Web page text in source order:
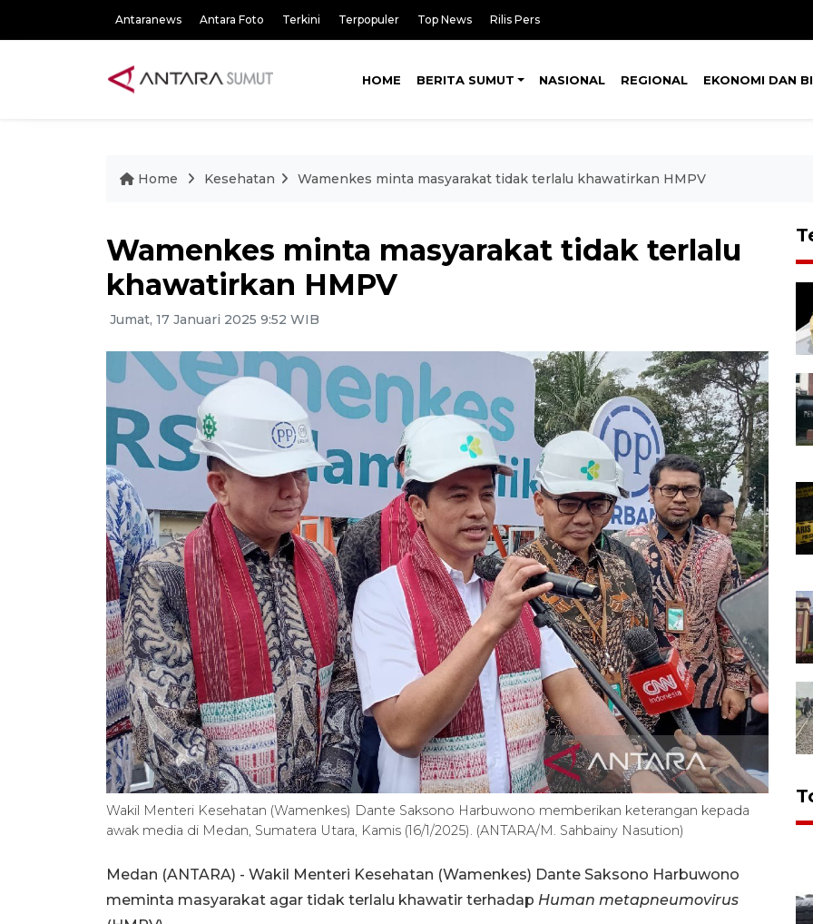
Antaranews Antara Foto Terkini Terpopuler Top News Rilis Pers
HOME BERITA SUMUT NASIONAL REGIONAL EKONOMI DAN
Home Kesehatan Wamenkes minta masyarakat tidak terlalu khawatirkan HMPV
Wamenkes minta masyarakat tidak terlalu
khawatirkan HMPV
Jumat, 17 Januari 2025 9:52 WIB
Wakil Menteri Kesehatan (Wamenkes) Dante Saksono Harbuwono memberikan keterangan kepada
awak media di Medan, Sumatera Utara, Kamis (16/1/2025). (ANTARA/M. Sahbainy Nasution)
Medan (ANTARA) - Wakil Menteri Kesehatan (Wamenkes) Dante Saksono Harbuwono
meminta masyarakat agar tidak terlalu khawatir terhadap Human metapneumovirus